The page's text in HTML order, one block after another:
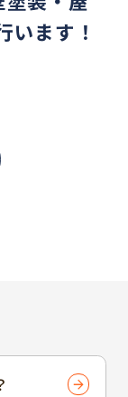
います！